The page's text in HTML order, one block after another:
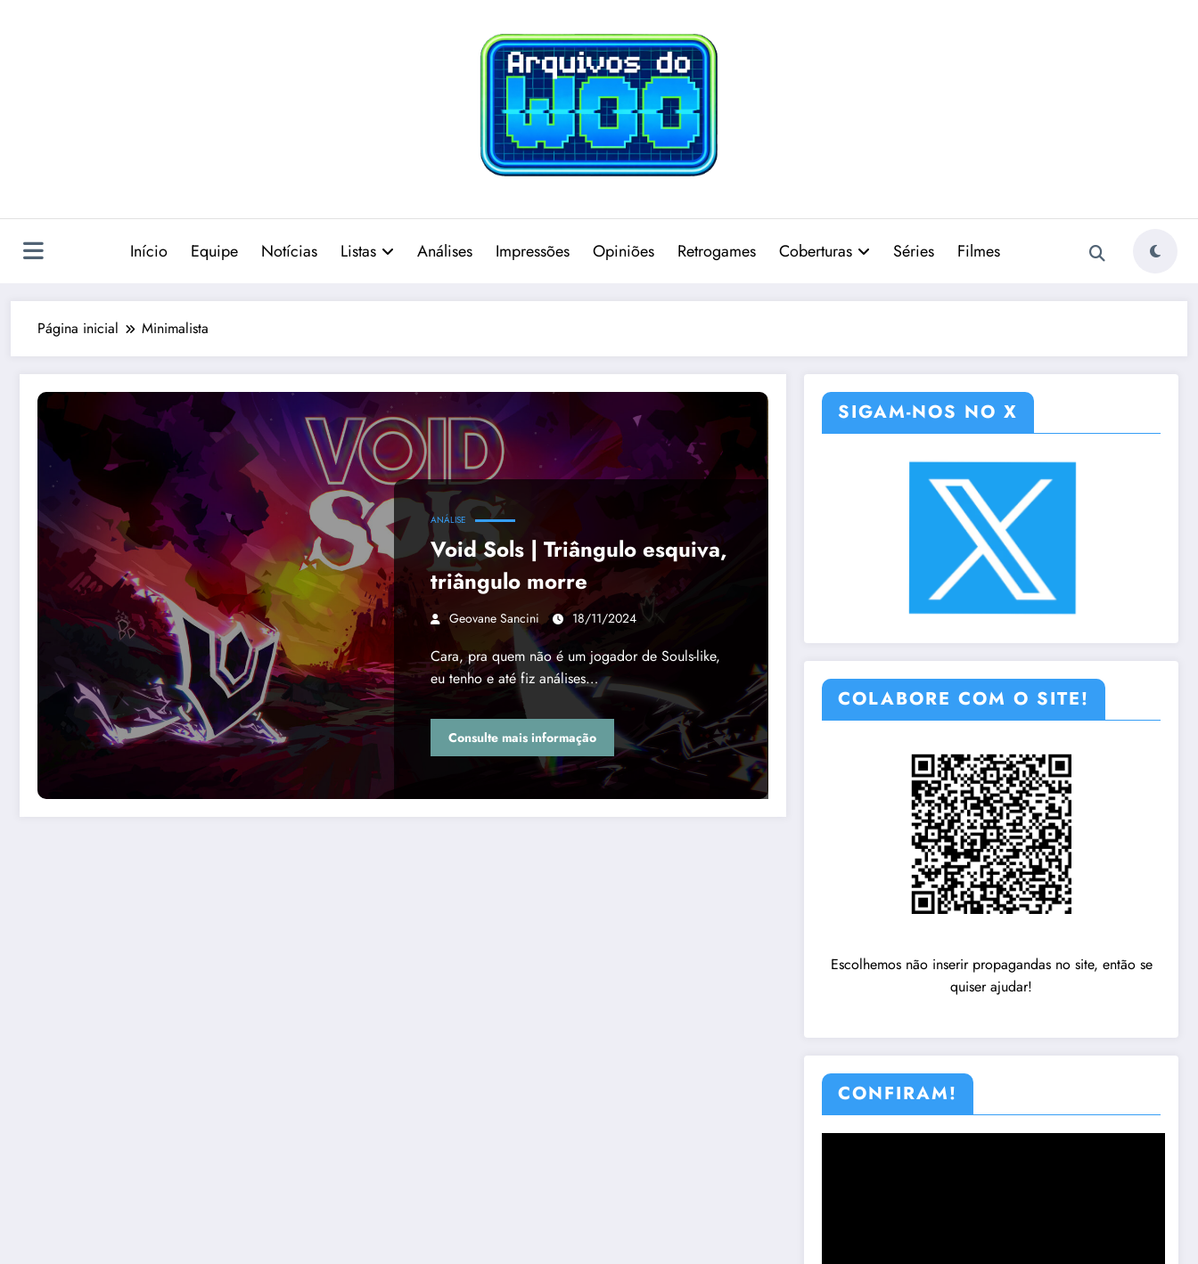
Início Equipe Notícias Listas Análises Impressões Opiniões Retrogames Coberturas Séries Filmes
Página inicial Minimalista
ANÁLISE
Void Sols | Triângulo esquiva,
triângulo morre
Geovane Sancini 18/11/2024
Cara, pra quem não é um jogador de Souls-like,
eu tenho e até fiz análises…
Consulte mais informação
SIGAM-NOS NO X
COLABORE COM O SITE!
Escolhemos não inserir propagandas no site, então se
quiser ajudar!
CONFIRAM!